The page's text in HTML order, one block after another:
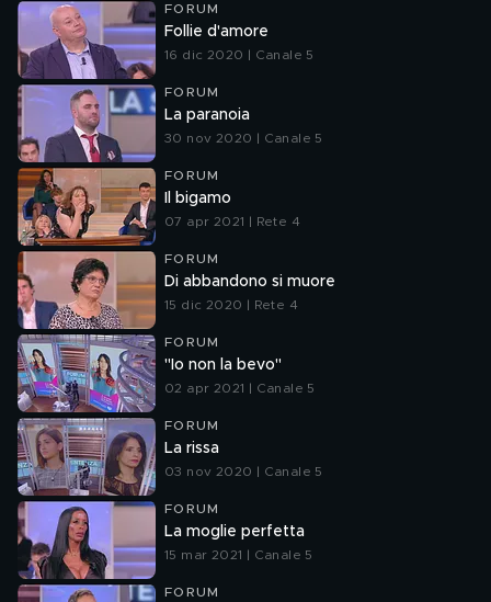
FORUM
Follie d'amore
16 dic 2020 | Canale 5
FORUM
La paranoia
30 nov 2020 | Canale 5
FORUM
Il bigamo
07 apr 2021 | Rete 4
FORUM
Di abbandono si muore
15 dic 2020 | Rete 4
FORUM
"Io non la bevo"
02 apr 2021 | Canale 5
FORUM
La rissa
03 nov 2020 | Canale 5
FORUM
La moglie perfetta
15 mar 2021 | Canale 5
FORUM